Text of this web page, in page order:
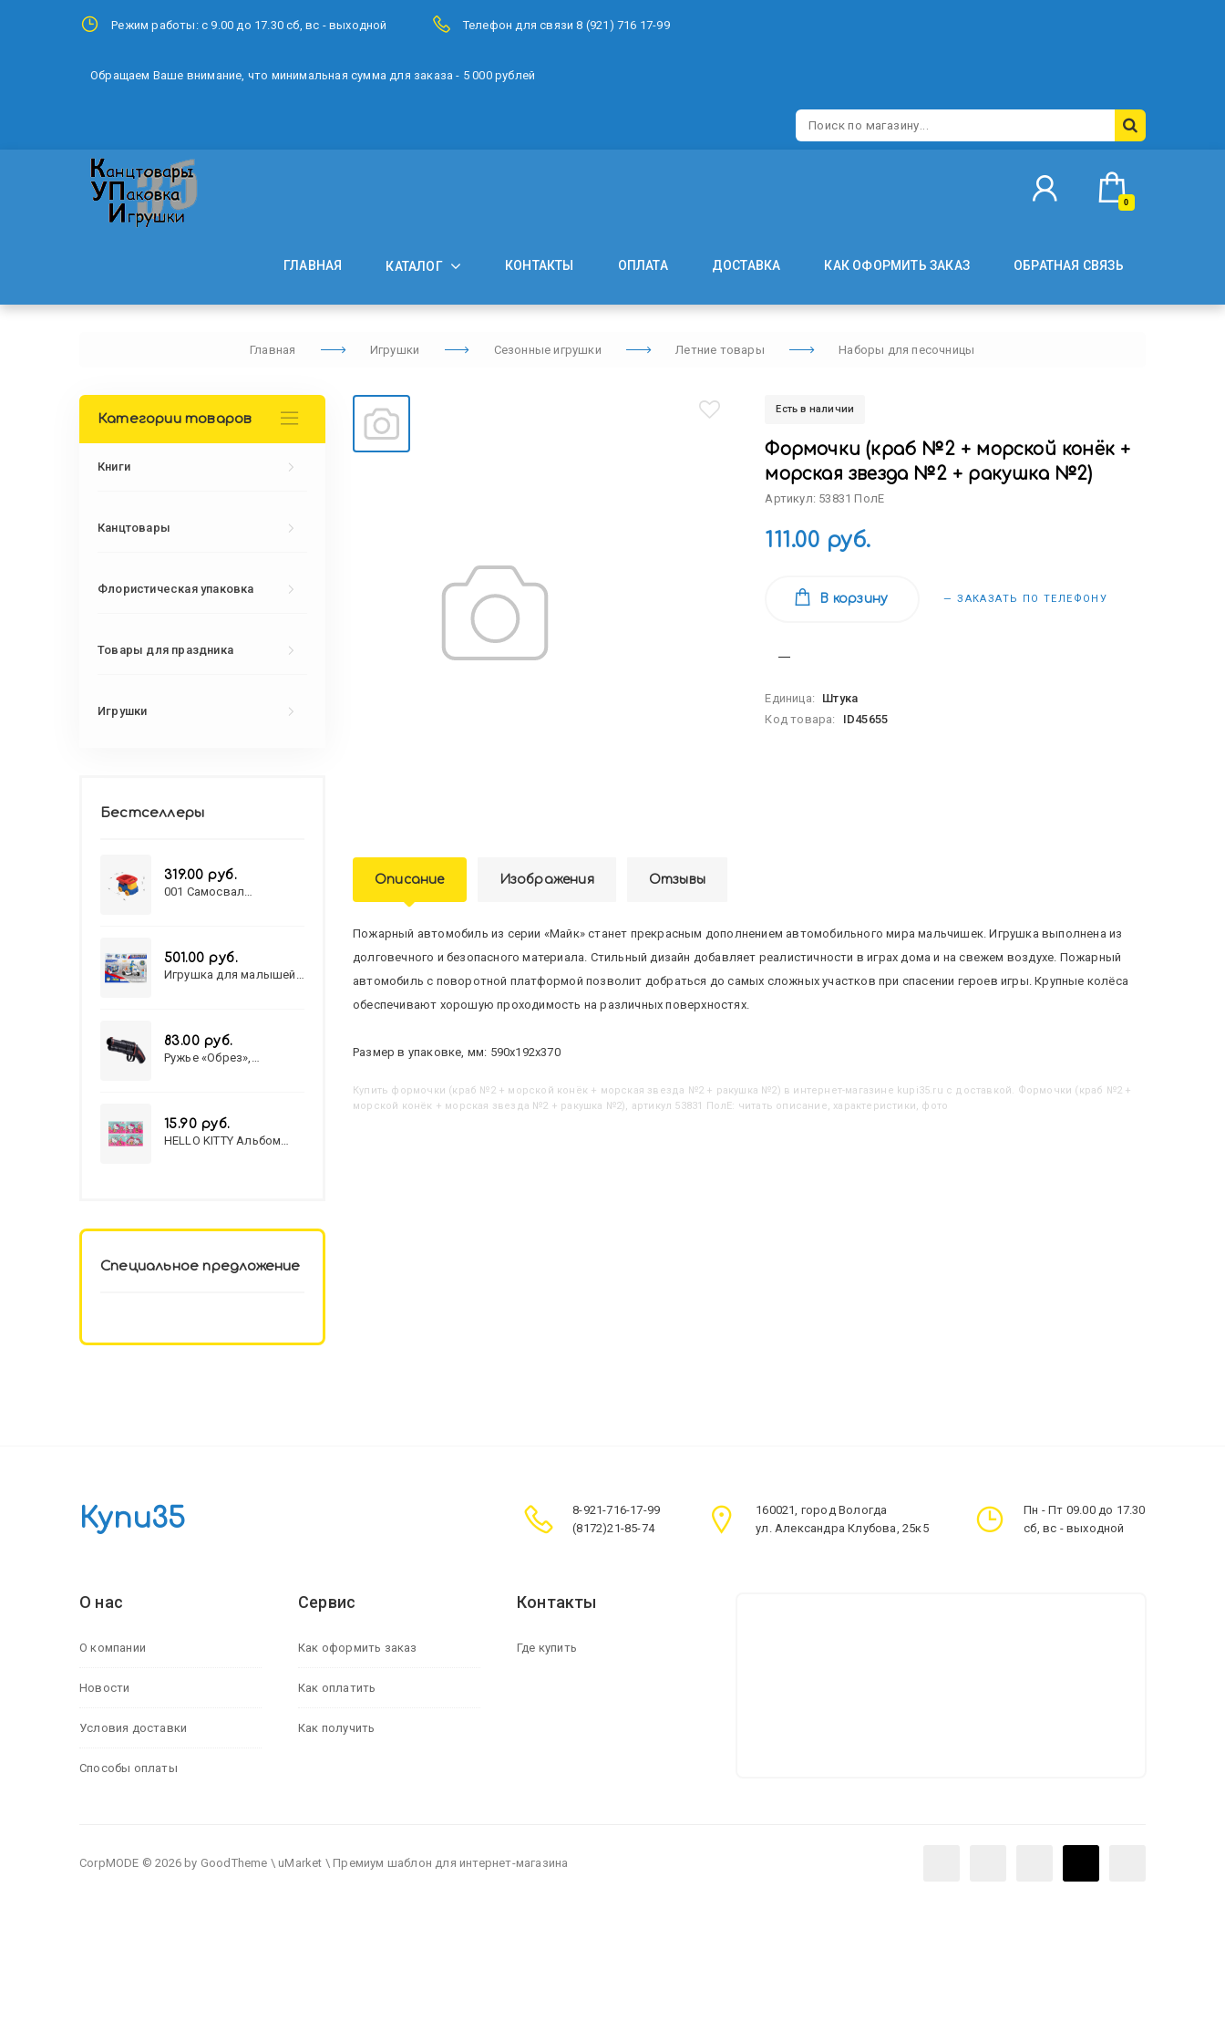
Режим работы: с 9.00 до 17.30 сб, вс - выходной Телефон для связи 8 (921) 716 17-99
Обращаем Ваше внимание, что минимальная сумма для заказа - 5 000 рублей
0
ГЛАВНАЯ КАТАЛОГ КОНТАКТЫ ОПЛАТА ДОСТАВКА КАК ОФОРМИТЬ ЗАКАЗ ОБРАТНАЯ СВЯЗЬ
Главная Игрушки Сезонные игрушки Летние товары Наборы для песочницы
Есть в наличии
Формочки (краб №2 + морской конёк +
морская звезда №2 + ракушка №2)
Артикул: 53831 ПолЕ
111.00 руб.
В корзину — ЗАКАЗАТЬ ПО ТЕЛЕФОНУ
Единица:
Штука
Код товара:
ID45655
Описание Изображения Отзывы
Пожарный автомобиль из серии «Майк» станет прекрасным дополнением автомобильного мира мальчишек. Игрушка выполнена из
долговечного и безопасного материала. Стильный дизайн добавляет реалистичности в играх дома и на свежем воздухе. Пожарный
автомобиль с поворотной платформой позволит добраться до самых сложных участков при спасении героев игры. Крупные колёса
обеспечивают хорошую проходимость на различных поверхностях.
Размер в упаковке, мм: 590х192х370
Купить Формочки (краб №2 + морской конёк + морская звезда №2 + ракушка №2) в интернет-магазине kupi35.ru с доставкой. Формочки (краб №2 +
морской конёк + морская звезда №2 + ракушка №2), артикул 53831 ПолЕ: читать описание, характеристики, фото
Категории товаров
Книги
Канцтовары
Флористическая упаковка
Товары для праздника
Игрушки
Бестселлеры
319.00 руб.
001 Самосвал
501.00 руб.
Игрушка для малышей
83.00 руб.
Ружье «Обрез»,
15.90 руб.
HELLO KITTY Альбом
Специальное предложение
Купи35
8-921-716-17-99
(8172)21-85-74
160021, город Вологда
ул. Александра Клубова, 25к5
Пн - Пт 09.00 до 17.30
сб, вс - выходной
О нас
О компании
Новости
Условия доставки
Способы оплаты
Сервис
Как оформить заказ
Как оплатить
Как получить
Контакты
Где купить
CorpMODE © 2026 by GoodTheme \ uMarket \ Премиум шаблон для интернет-магазина